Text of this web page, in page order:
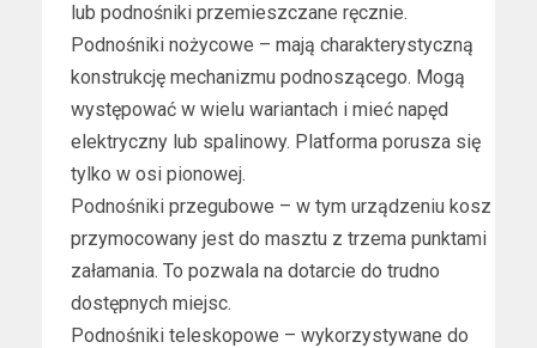
lub podnośniki przemieszczane ręcznie.
Podnośniki nożycowe – mają charakterystyczną
konstrukcję mechanizmu podnoszącego. Mogą
występować w wielu wariantach i mieć napęd
elektryczny lub spalinowy. Platforma porusza się
tylko w osi pionowej.
Podnośniki przegubowe – w tym urządzeniu kosz
przymocowany jest do masztu z trzema punktami
załamania. To pozwala na dotarcie do trudno
dostępnych miejsc.
Podnośniki teleskopowe – wykorzystywane do